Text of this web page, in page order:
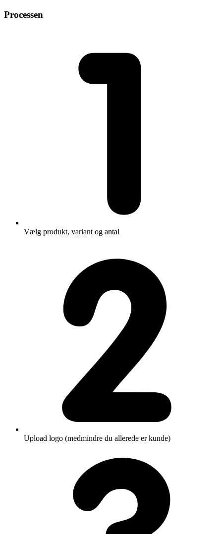
Processen
Vælg produkt, variant og antal
Upload logo (medmindre du allerede er kunde)